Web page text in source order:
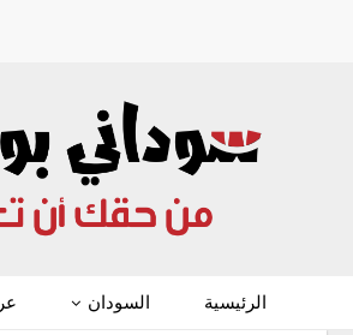
الرئيسية السودان